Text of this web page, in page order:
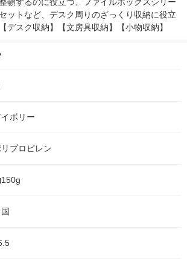
頓するのに役立つ、ファイルボックスシリー
ットなど、デスク周りのざっくり収納に役立
デスク収納】【文房具収納】【小物収納】
イボリー
プロピレン